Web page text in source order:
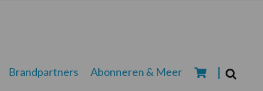
Brandpartners Abonneren & Meer